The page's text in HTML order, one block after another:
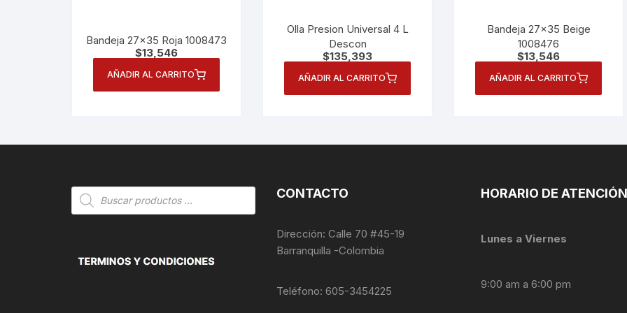
Bandeja 27×35 Roja 1008473
$13,546
AÑADIR AL CARRITO
Olla Presion Universal 4 L
Descon
$135,393
AÑADIR AL CARRITO
Bandeja 27×35 Beige
1008476
$13,546
AÑADIR AL CARRITO
Búsqueda
de
CONTACTO
Dirección: Calle 70 #45-19
Barranquilla -Colombia
Teléfono: 605-3454225
HORARIO DE ATENCIÓN
Lunes a Viernes
9:00 am a 6:00 pm